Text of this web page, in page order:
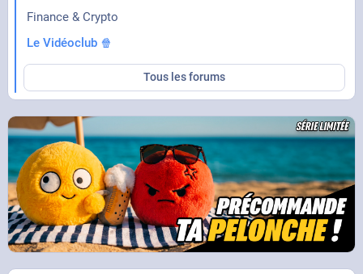
Finance & Crypto
Le Vidéoclub 🍿
Tous les forums